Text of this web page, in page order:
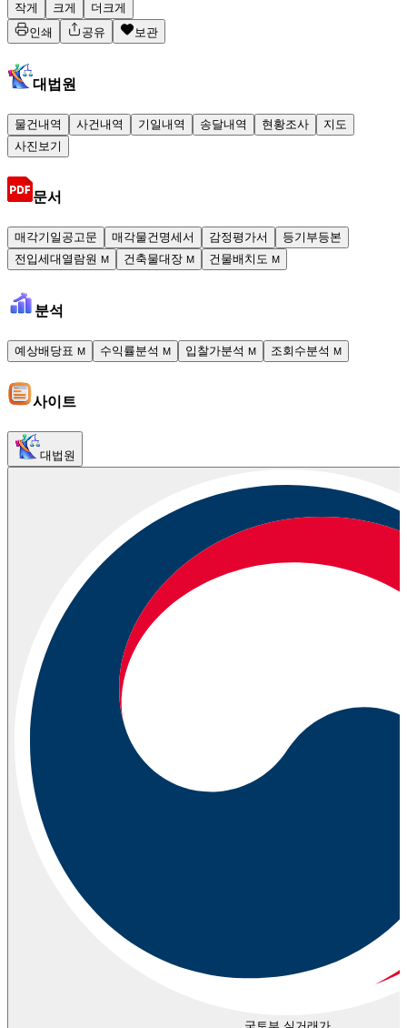
작게
크게
더크게
인쇄
공유 보관
대법원
물건내역 사건내역 기일내역 송달내역 현황조사
지도
사진보기
문서
매각기일공고문 매각물건명세서 감정평가서
등기부등본
전입세대열람원 M 건축물대장 M 건물배치도 M
분석
예상배당표 M 수익률분석 M 입찰가분석 M 조회수분석 M
사이트
대법원